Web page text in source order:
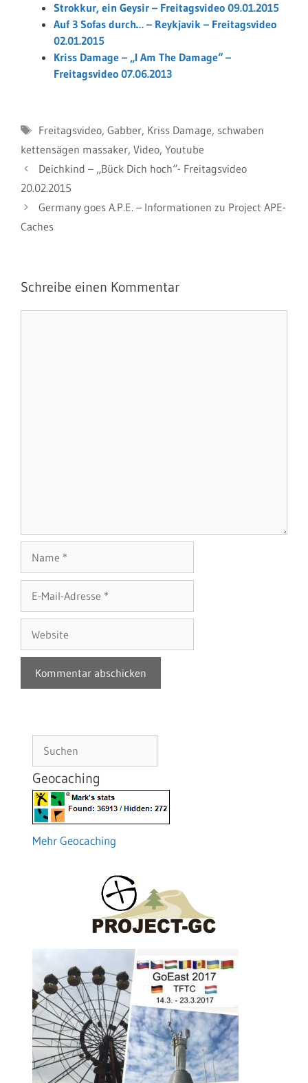
Strokkur, ein Geysir – Freitagsvideo 09.01.2015
Auf 3 Sofas durch… – Reykjavik – Freitagsvideo
02.01.2015
Kriss Damage – „I Am The Damage“ –
Freitagsvideo 07.06.2013
Schlagwörter
Freitagsvideo, Gabber, Kriss Damage, schwaben
kettensägen massaker, Video, Youtube
Deichkind – „Bück Dich hoch“- Freitagsvideo
20.02.2015
Germany goes A.P.E. – Informationen zu Project APE-
Caches
Schreibe einen Kommentar
Mail-
Adresse
Geocaching
Mehr Geocaching